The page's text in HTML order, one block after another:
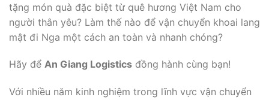
tặng món quà đặc biệt từ quê hương Việt Nam cho
người thân yêu? Làm thế nào để vận chuyển khoai lang
mật đi Nga một cách an toàn và nhanh chóng?
Hãy để An Giang Logistics đồng hành cùng bạn!
Với nhiều năm kinh nghiệm trong lĩnh vực vận chuyển